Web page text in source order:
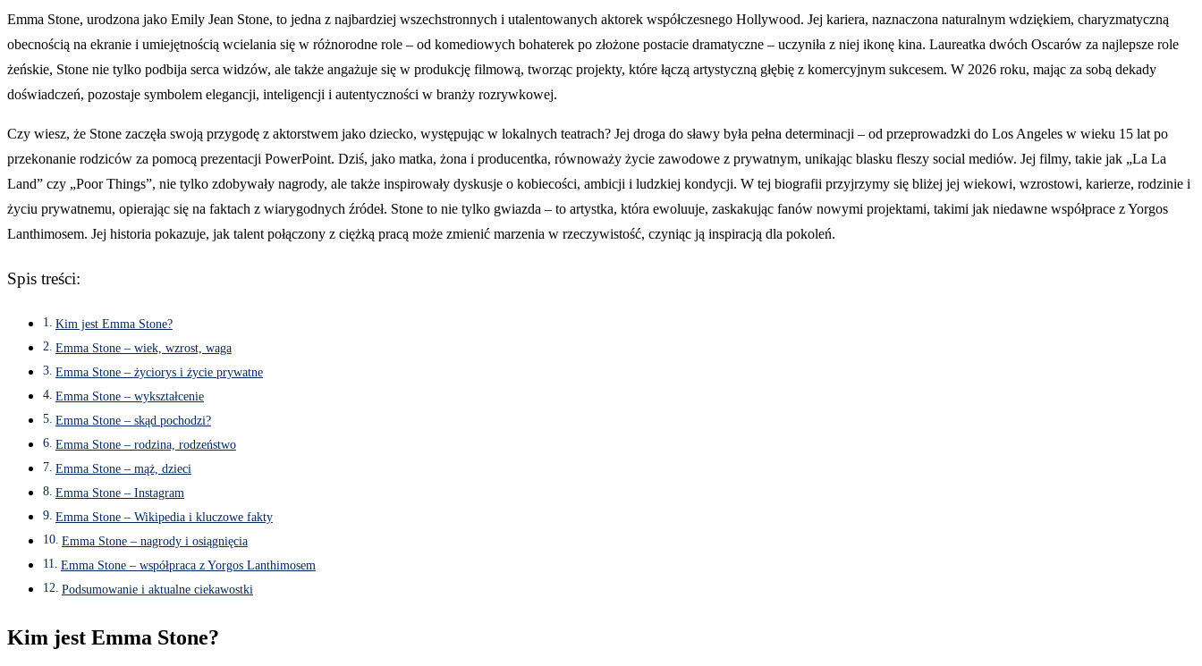
Emma Stone, urodzona jako Emily Jean Stone, to jedna z najbardziej wszechstronnych i utalentowanych aktorek współczesnego Hollywood. Jej kariera, naznaczona naturalnym wdziękiem, charyzmatyczną
obecnością na ekranie i umiejętnością wcielania się w różnorodne role – od komediowych bohaterek po złożone postacie dramatyczne – uczyniła z niej ikonę kina. Laureatka dwóch Oscarów za najlepsze role
żeńskie, Stone nie tylko podbija serca widzów, ale także angażuje się w produkcję filmową, tworząc projekty, które łączą artystyczną głębię z komercyjnym sukcesem. W 2026 roku, mając za sobą dekady
doświadczeń, pozostaje symbolem elegancji, inteligencji i autentyczności w branży rozrywkowej.
Czy wiesz, że Stone zaczęła swoją przygodę z aktorstwem jako dziecko, występując w lokalnych teatrach? Jej droga do sławy była pełna determinacji – od przeprowadzki do Los Angeles w wieku 15 lat po
przekonanie rodziców za pomocą prezentacji PowerPoint. Dziś, jako matka, żona i producentka, równoważy życie zawodowe z prywatnym, unikając blasku fleszy social mediów. Jej filmy, takie jak „La La
Land” czy „Poor Things”, nie tylko zdobywały nagrody, ale także inspirowały dyskusje o kobiecości, ambicji i ludzkiej kondycji. W tej biografii przyjrzymy się bliżej jej wiekowi, wzrostowi, karierze, rodzinie i
życiu prywatnemu, opierając się na faktach z wiarygodnych źródeł. Stone to nie tylko gwiazda – to artystka, która ewoluuje, zaskakując fanów nowymi projektami, takimi jak niedawne współprace z Yorgos
Lanthimosem. Jej historia pokazuje, jak talent połączony z ciężką pracą może zmienić marzenia w rzeczywistość, czyniąc ją inspiracją dla pokoleń.
Spis treści:
Kim jest Emma Stone?
Emma Stone – wiek, wzrost, waga
Emma Stone – życiorys i życie prywatne
Emma Stone – wykształcenie
Emma Stone – skąd pochodzi?
Emma Stone – rodzina, rodzeństwo
Emma Stone – mąż, dzieci
Emma Stone – Instagram
Emma Stone – Wikipedia i kluczowe fakty
Emma Stone – nagrody i osiągnięcia
Emma Stone – współpraca z Yorgos Lanthimosem
Podsumowanie i aktualne ciekawostki
Kim jest Emma Stone?